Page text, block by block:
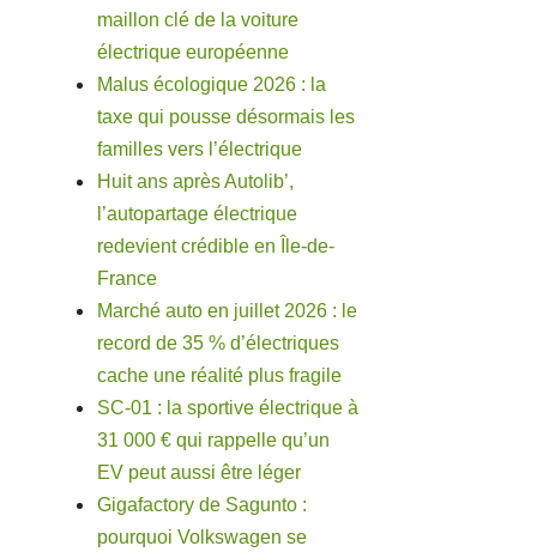
maillon clé de la voiture
électrique européenne
Malus écologique 2026 : la
taxe qui pousse désormais les
familles vers l’électrique
Huit ans après Autolib’,
l’autopartage électrique
redevient crédible en Île-de-
France
Marché auto en juillet 2026 : le
record de 35 % d’électriques
cache une réalité plus fragile
SC-01 : la sportive électrique à
31 000 € qui rappelle qu’un
EV peut aussi être léger
Gigafactory de Sagunto :
pourquoi Volkswagen se